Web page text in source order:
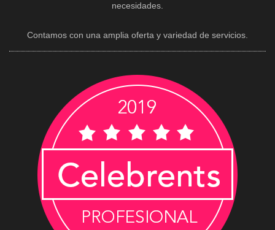
necesidades.
Contamos con una amplia oferta y variedad de servicios.